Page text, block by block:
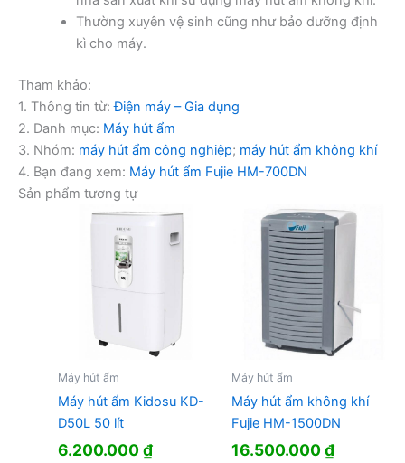
Thường xuyên vệ sinh cũng như bảo dưỡng định
kì cho máy.
Tham khảo:
1. Thông tin từ:Điện máy – Gia dụng
2. Danh mục: Máy hút ẩm
3. Nhóm: máy hút ẩm công nghiệp; máy hút ẩm không khí
4. Bạn đang xem: Máy hút ẩm Fujie HM-700DN
Sản phẩm tương tự
Máy hút ẩm
Máy hút ẩm Kidosu KD-
D50L 50 lít
6.200.000₫
Máy hút ẩm
Máy hút ẩm không khí
Fujie HM-1500DN
16.500.000₫